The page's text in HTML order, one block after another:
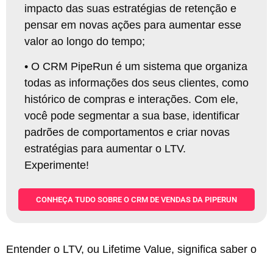
impacto das suas estratégias de retenção e
pensar em novas ações para aumentar esse
valor ao longo do tempo;
• O CRM PipeRun é um sistema que organiza
todas as informações dos seus clientes, como
histórico de compras e interações. Com ele,
você pode segmentar a sua base, identificar
padrões de comportamentos e criar novas
estratégias para aumentar o LTV.
Experimente!
CONHEÇA TUDO SOBRE O CRM DE VENDAS DA PIPERUN
Entender o LTV, ou Lifetime Value, significa saber o